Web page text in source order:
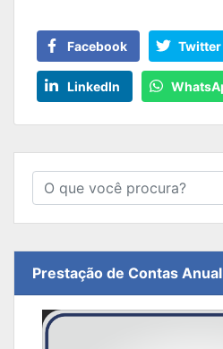
Facebook Twitter
LinkedIn
Prestação de Contas Anual